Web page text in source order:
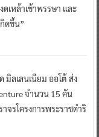
ดเหล้าเข้าพรรษา และ
ดขึ้น”
มิลเลนเนียม ออโต้ ส่ง
จำนวน 15 คัน
รโครงการพระราชดำริ